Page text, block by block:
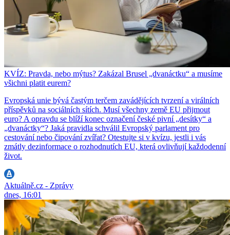
KVÍZ: Pravda, nebo mýtus? Zakázal Brusel „dvanáctku“ a musíme
všichni platit eurem?
Evropská unie bývá častým terčem zavádějících tvrzení a virálních
příspěvků na sociálních sítích. Musí všechny země EU přijmout
euro? A opravdu se blíží konec označení české pivní „desítky“ a
„dvanáctky“? Jaká pravidla schválil Evropský parlament pro
cestování nebo čipování zvířat? Otestujte si v kvízu, jestli i vás
zmátly dezinformace o rozhodnutích EU, která ovlivňují každodenní
život.
Aktuálně.cz - Zprávy
dnes, 16:01